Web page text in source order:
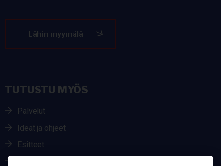
Lähin myymälä
TUTUSTU MYÖS
Palvelut
Ideat ja ohjeet
Esitteet